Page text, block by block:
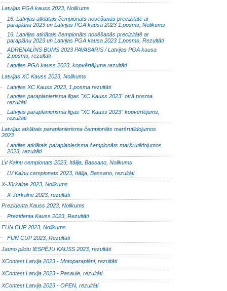
Latvijas PGA kauss 2023, Nolikums
16. Latvijas atklātais čempionāts nosēšanās precizitātē ar
paraplānu 2023 un Latvijas PGA kausa 2023 1.posms, Nolikums
16. Latvijas atklātais čempionāts nosēšanās precizitātē ar
paraplānu 2023 un Latvijas PGA kausa 2023 1.posms, Rezultāti
ADRENALĪNS BUMS 2023 PAVASARIS / Latvijas PGA kausa
2.posms, rezultāti
Latvijas PGA kauss 2023, kopvērtējuma rezultāti
Latvijas XC Kauss 2023, Nolikums
Latvijas XC Kauss 2023, 1.posma rezultāti
Latvijas paraplanierisma līgas "XC Kauss 2023" otrā posma
rezultāti
Latvijas paraplanierisma līgas "XC Kauss 2023" kopvērtējums,
rezultāti
Latvijas atklātais paraplanierisma čempionāts maršrutlidojumos
2023
Latvijas atklātais paraplanierisma čempionāts maršrutlidojumos
2023, rezultāti
LV Kalnu cempionats 2023, Itālija, Bassano, Nolikums
LV Kalnu cempionats 2023, Itālija, Bassano, rezultāti
X-Jūrkalne 2023, Nolikums
X-Jūrkalne 2023, rezultāti
Prezidenta Kauss 2023, Nolikums
Prezidenta Kauss 2023, Rezultāti
FUN CUP 2023, Nolikums
FUN CUP 2023, Rezultāti
Jauno pilotu IESPĒJU KAUSS 2023, rezultāti
XContest Latvija 2023 - Motoparaplāni, rezultāti
XContest Latvija 2023 - Pasaule, rezultāti
XContest Latvija 2023 - OPEN, rezultāti